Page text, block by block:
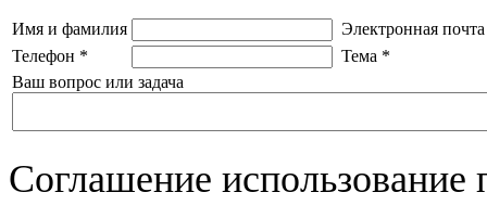
Имя и фамилия
Электронная почта
Телефон * Тема *
Ваш вопрос или задача
Соглашение